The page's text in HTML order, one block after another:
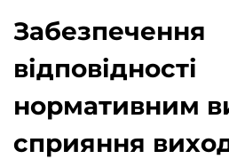
Забезпечення
відповідності
нормативним
сприяння